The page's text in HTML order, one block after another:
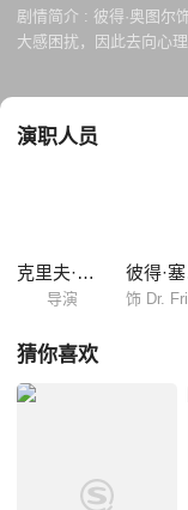
剧情简介 : 彼得·奥图尔
大感困扰，因此去向心
疯狂。加上损友伍迪·艾
唐纳执导。影片以一个
演职人员
克里夫·唐纳
导演
猜你喜欢